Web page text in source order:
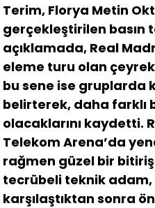
Terim, Florya Metin
gerçekleştirilen basın
açıklamada, Real
eleme turu olan
bu sene ise gruplarda
belirterek, daha farklı
olacaklarını kaydetti.
Telekom Arena’da
rağmen güzel bir
tecrübeli teknik adam,
karşılaştıktan sonra